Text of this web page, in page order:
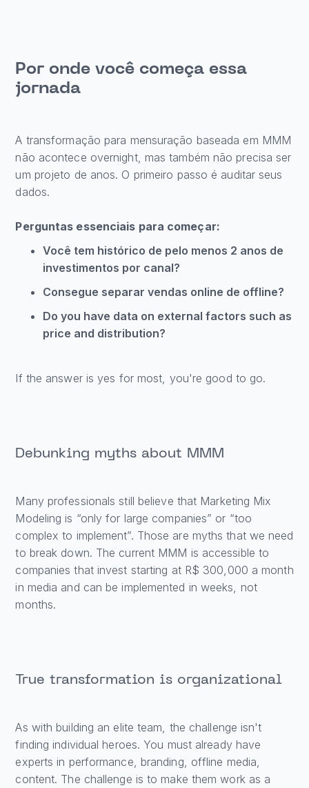
Por onde você começa essa
jornada
A transformação para mensuração baseada em MMM
não acontece overnight, mas também não precisa ser
um projeto de anos. O primeiro passo é auditar seus
dados.
Perguntas essenciais para começar:
Você tem histórico de pelo menos 2 anos de
investimentos por canal?
Consegue separar vendas online de offline?
Do you have data on external factors such as
price and distribution?
If the answer is yes for most, you're good to go.
Debunking myths about MMM
Many professionals still believe that Marketing Mix
Modeling is “only for large companies” or “too
complex to implement”. Those are myths that we need
to break down. The current MMM is accessible to
companies that invest starting at R$ 300,000 a month
in media and can be implemented in weeks, not
months.
True transformation is organizational
As with building an elite team, the challenge isn't
finding individual heroes. You must already have
experts in performance, branding, offline media,
content. The challenge is to make them work as a